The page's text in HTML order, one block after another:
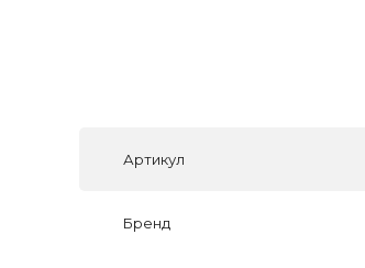
Артикул
Бренд